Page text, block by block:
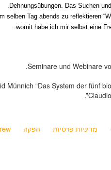
Dehnungsübungen. Das Suchen
Tag abends zu reflektieren
womit habe ich mir selbst eine
Seminare und Webinare
Münnich “Das System der fünf
הפקה מדיניות פרטיות